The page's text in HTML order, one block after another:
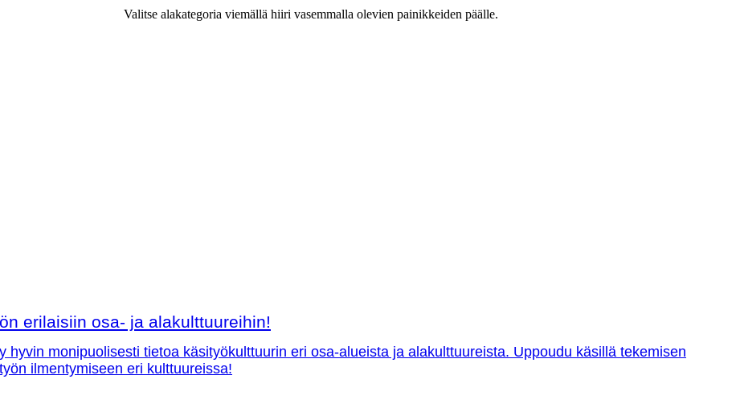
Valitse alakategoria viemällä hiiri vasemmalla olevien painikkeiden päälle.
erilaisiin osa- ja alakulttuureihin!
hyvin monipuolisesti tietoa käsityökulttuurin eri osa-alueista ja alakulttuureista. Uppoudu käsillä tekemisen
ilmentymiseen eri kulttuureissa!